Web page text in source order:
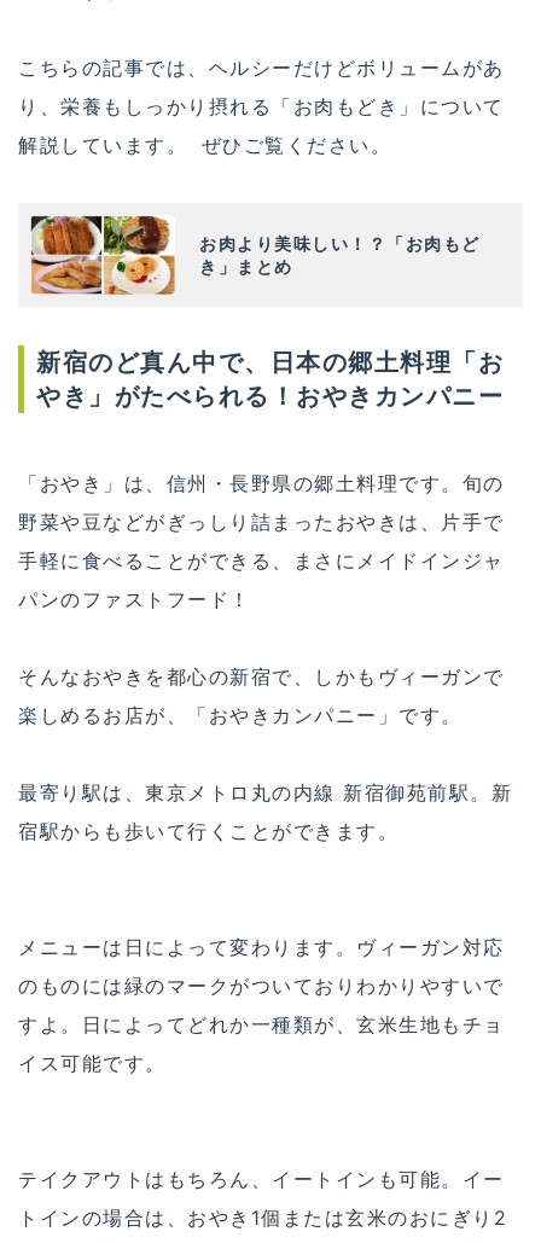
こちらの記事では、ヘルシーだけどボリュームがあ
り、栄養もしっかり摂れる「お肉もどき」について
解説しています。 ぜひご覧ください。
お肉より美味しい！？「お肉もど
き」まとめ
新宿のど真ん中で、日本の郷土料理「お
やき」がたべられる！おやきカンパニー
「おやき」は、信州・長野県の郷土料理です。旬の
野菜や豆などがぎっしり詰まったおやきは、片手で
手軽に食べることができる、まさにメイドインジャ
パンのファストフード！
そんなおやきを都心の新宿で、しかもヴィーガンで
楽しめるお店が、「おやきカンパニー」です。
最寄り駅は、東京メトロ丸の内線 新宿御苑前駅。新
宿駅からも歩いて行くことができます。
メニューは日によって変わります。ヴィーガン対応
のものには緑のマークがついておりわかりやすいで
すよ。日によってどれか一種類が、玄米生地もチョ
イス可能です。
テイクアウトはもちろん、イートインも可能。イー
トインの場合は、おやき1個または玄米のおにぎり2